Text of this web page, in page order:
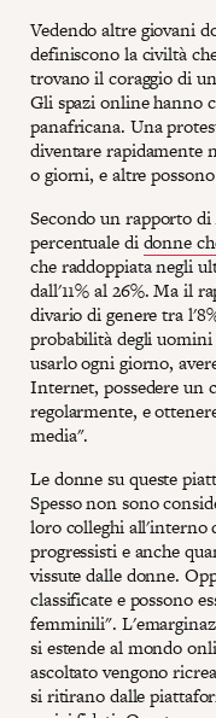
Vedendo altre giovani
definiscono la civiltà
trovano il coraggio di
Gli spazi online hanno
panafricana. Una
diventare rapidamente
o giorni, e altre
Secondo un rapporto
percentuale didonne
che raddoppiata negli
dall'11% al 26%. Ma il
divario di genere tra
probabilità degli uomini
usarlo ogni giorno,
Internet, possedere un
regolarmente, e
media".
Le donne su queste
Spesso non sono
loro colleghi all'interno
progressisti e anche
vissute dalle donne.
classificate e possono
femminili".
si estende al mondo
ascoltato vengono
si ritirano dalle